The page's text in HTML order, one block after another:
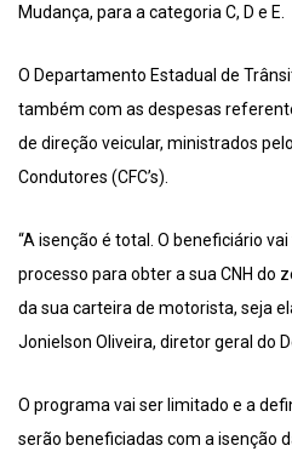
Mudança, para a categoria C, D e E.
O Departamento Estadual de
também com as despesas
de direção veicular, ministrados
Condutores (CFC’s).
“A isenção é total. O beneficiário
processo para obter a sua CNH do
da sua carteira de motorista, seja
Jonielson Oliveira, diretor geral do
O programa vai ser limitado e a
serão beneficiadas com a isenção